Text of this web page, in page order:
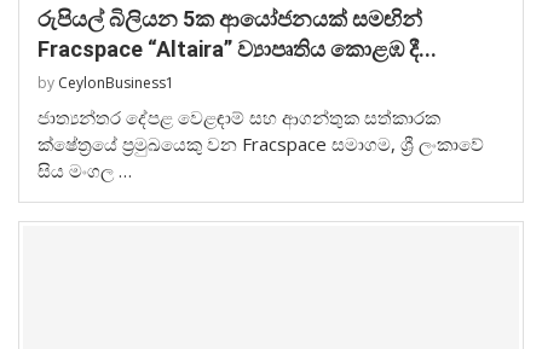
රුපියල් බිලියන 5ක ආයෝජනයක් සමඟින්
Fracspace “Altaira” ව්‍යාපෘතිය කොළඹ දී...
by CeylonBusiness1
ජාත්‍යන්තර දේපළ වෙළඳාම් සහ ආගන්තුක සත්කාරක
ක්ෂේත්‍රයේ ප්‍රමුඛයෙකු වන Fracspace සමාගම, ශ්‍රී ලංකාවේ
සිය මංගල …